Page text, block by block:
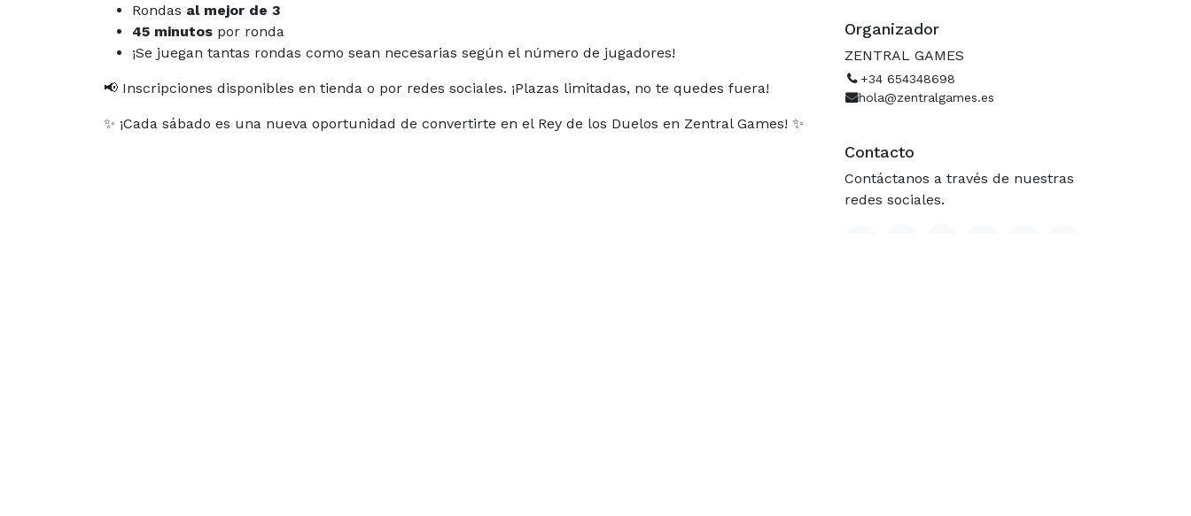
Rondas al mejor de 3
45 minutos por ronda
¡Se juegan tantas rondas como sean necesarias según el número de jugadores!
📢 Inscripciones disponibles en tienda o por redes sociales. ¡Plazas limitadas, no te quedes fuera!
✨ ¡Cada sábado es una nueva oportunidad de convertirte en el Rey de los Duelos en Zentral Games! ✨
Organizador
ZENTRAL GAMES
+34 654348698
hola@zentralgames.es
Contacto
Contáctanos a través de nuestras
redes sociales.